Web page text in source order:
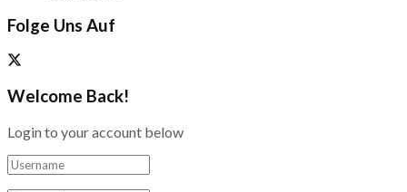
Folge Uns Auf
Welcome Back!
Login to your account below